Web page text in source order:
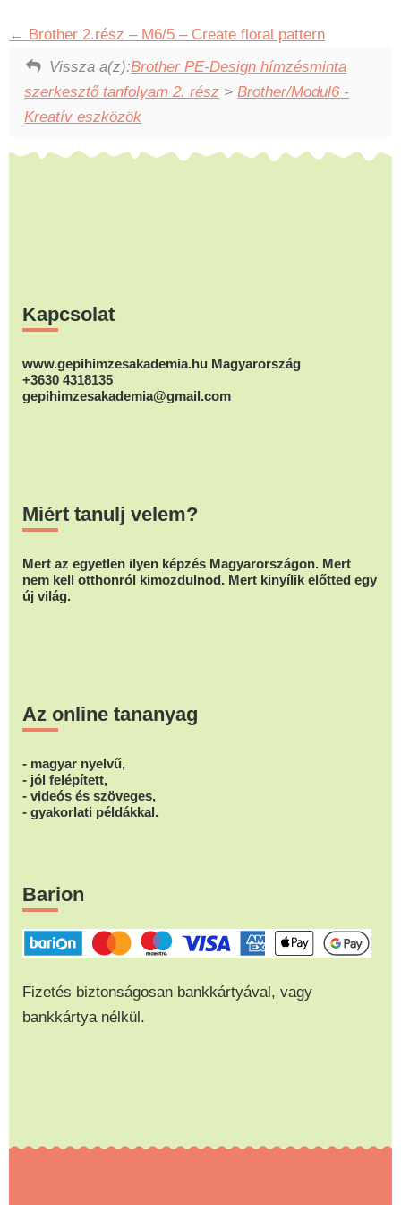
Brother 2.rész – M6/5 – Create floral pattern
Vissza a(z):Brother PE-Design hímzésminta
szerkesztő tanfolyam 2. rész >Brother/Modul6 -
Kreatív eszközök
Kapcsolat
www.gepihimzesakademia.hu Magyarország
+3630 4318135
gepihimzesakademia@gmail.com
Miért tanulj velem?
Mert az egyetlen ilyen képzés Magyarországon. Mert
nem kell otthonról kimozdulnod. Mert kinyílik előtted egy
új világ.
Az online tananyag
- magyar nyelvű,
- jól felépített,
- videós és szöveges,
- gyakorlati példákkal.
Barion
Fizetés biztonságosan bankkártyával, vagy
bankkártya nélkül.